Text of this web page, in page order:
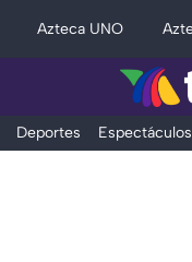
Azteca UNO
Deportes Espectáculos